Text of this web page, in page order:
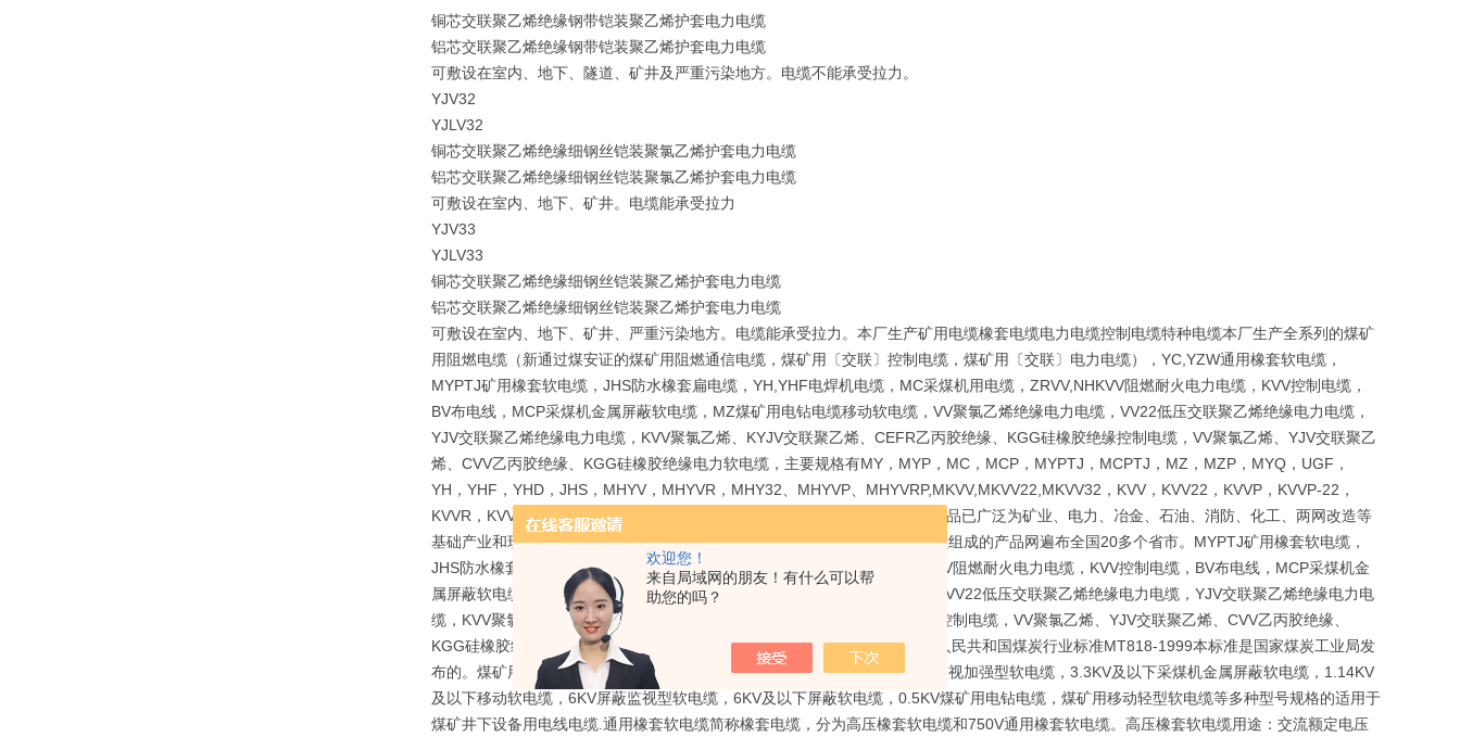
欢迎您！
来自局域网的朋友！有什么可以帮
助您的吗？
铜芯交联聚乙烯绝缘钢带铠装聚乙烯护套电力电缆
铝芯交联聚乙烯绝缘钢带铠装聚乙烯护套电力电缆
可敷设在室内、地下、隧道、矿井及严重污染地方。电缆不能承受拉力。
YJV32
YJLV32
铜芯交联聚乙烯绝缘细钢丝铠装聚氯乙烯护套电力电缆
铝芯交联聚乙烯绝缘细钢丝铠装聚氯乙烯护套电力电缆
可敷设在室内、地下、矿井。电缆能承受拉力
YJV33
YJLV33
铜芯交联聚乙烯绝缘细钢丝铠装聚乙烯护套电力电缆
铝芯交联聚乙烯绝缘细钢丝铠装聚乙烯护套电力电缆
可敷设在室内、地下、矿井、严重污染地方。电缆能承受拉力。本厂生产矿用电缆橡套电缆电力电缆控制电缆特种电缆本厂生产全系列的煤矿
用阻燃电缆（新通过煤安证的煤矿用阻燃通信电缆，煤矿用〔交联〕控制电缆，煤矿用〔交联〕电力电缆），YC,YZW通用橡套软电缆，
MYPTJ矿用橡套软电缆，JHS防水橡套扁电缆，YH,YHF电焊机电缆，MC采煤机用电缆，ZRVV,NHKVV阻燃耐火电力电缆，KVV控制电缆，
BV布电线，MCP采煤机金属屏蔽软电缆，MZ煤矿用电钻电缆移动软电缆，VV聚氯乙烯绝缘电力电缆，VV22低压交联聚乙烯绝缘电力电缆，
YJV交联聚乙烯绝缘电力电缆，KVV聚氯乙烯、KYJV交联聚乙烯、CEFR乙丙胶绝缘、KGG硅橡胶绝缘控制电缆，VV聚氯乙烯、YJV交联聚乙
烯、CVV乙丙胶绝缘、KGG硅橡胶绝缘电力软电缆，主要规格有MY，MYP，MC，MCP，MYPTJ，MCPTJ，MZ，MZP，MYQ，UGF，
YH，YHF，YHD，JHS，MHYV，MHYVR，MHY32、MHYVP、MHYVRP,MKVV,MKVV22,MKVV32，KVV，KVV22，KVVP，KVVP-22，
KVVR，KVVRP，KVVRP-22，VV，VV22，VLV，VLV22，YJV，YJV22等产品已广泛为矿业、电力、冶金、石油、消防、化工、两网改造等
基础产业和现代化工程配套，并多次应用在重点建设项目中，销售及服务人员组成的产品网遍布全国20多个省市。MYPTJ矿用橡套软电缆，
JHS防水橡套扁电缆，YH,YHF电焊机电缆，MC采煤机用电缆，ZRVV,NHKVV阻燃耐火电力电缆，KVV控制电缆，BV布电线，MCP采煤机金
属屏蔽软电缆，MZ煤矿用电钻电缆移动软电缆，VV聚氯乙烯绝缘电力电缆，VV22低压交联聚乙烯绝缘电力电缆，YJV交联聚乙烯绝缘电力电
缆，KVV聚氯乙烯、KYJV交联聚乙烯、CEFR乙丙胶绝缘、KGG硅橡胶绝缘控制电缆，VV聚氯乙烯、YJV交联聚乙烯、CVV乙丙胶绝缘、
KGG硅橡胶绝缘电力软电缆，煤矿用阻燃电缆（简称为矿用电缆）执行中华人民共和国煤炭行业标准MT818-1999本标准是国家煤炭工业局发
布的。煤矿用阻燃电缆包括3.3KV及以下采煤机软电缆，1.14KV采煤机屏蔽监视加强型软电缆，3.3KV及以下采煤机金属屏蔽软电缆，1.14KV
及以下移动软电缆，6KV屏蔽监视型软电缆，6KV及以下屏蔽软电缆，0.5KV煤矿用电钻电缆，煤矿用移动轻型软电缆等多种型号规格的适用于
煤矿井下设备用电线电缆.通用橡套软电缆简称橡套电缆，分为高压橡套软电缆和750V通用橡套软电缆。高压橡套软电缆用途：交流额定电压